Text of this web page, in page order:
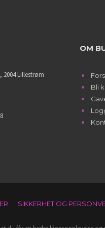
2004 Lillestrøm
OM
Bli
SIKKERHET OG